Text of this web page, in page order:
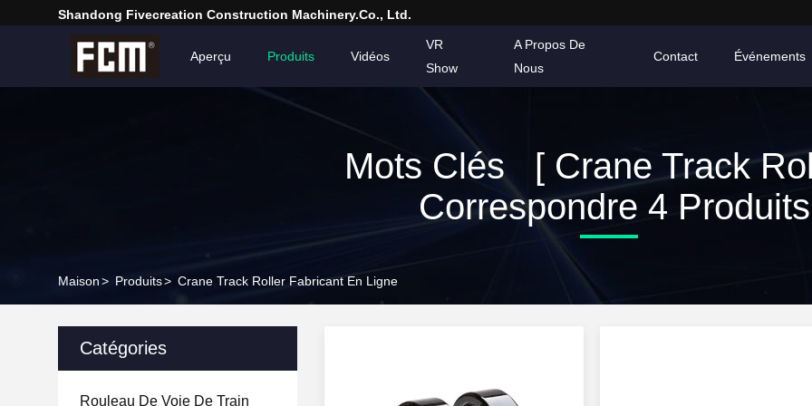
Shandong Fivecreation Construction Machinery.Co., Ltd.
Aperçu Produits Vidéos
VR
Show
A Propos De
Nous
Contact Événements
Mots Clés [ Crane Track
Correspondre 4 Produits
Maison> Produits> Crane Track Roller Fabricant En Ligne
Catégories
Rouleau De Voie De Train